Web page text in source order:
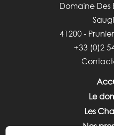
Domaine Des
41200 -
+33 (0)2
Le
Les
Nos